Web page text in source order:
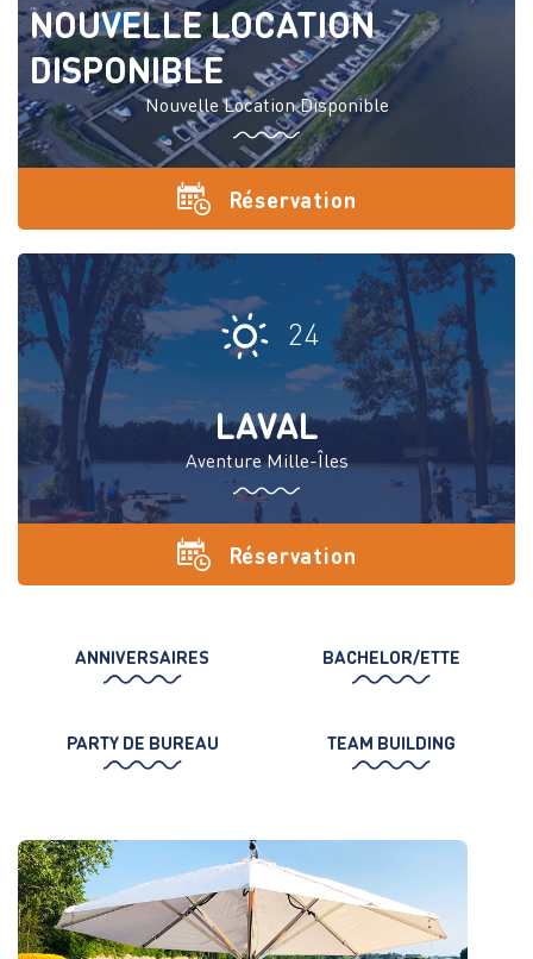
NOUVELLE LOCATION
DISPONIBLE
Nouvelle Location Disponible
Réservation
24
LAVAL
Aventure Mille-Îles
Réservation
ANNIVERSAIRES BACHELOR/ETTE
PARTY DE BUREAU TEAM BUILDING